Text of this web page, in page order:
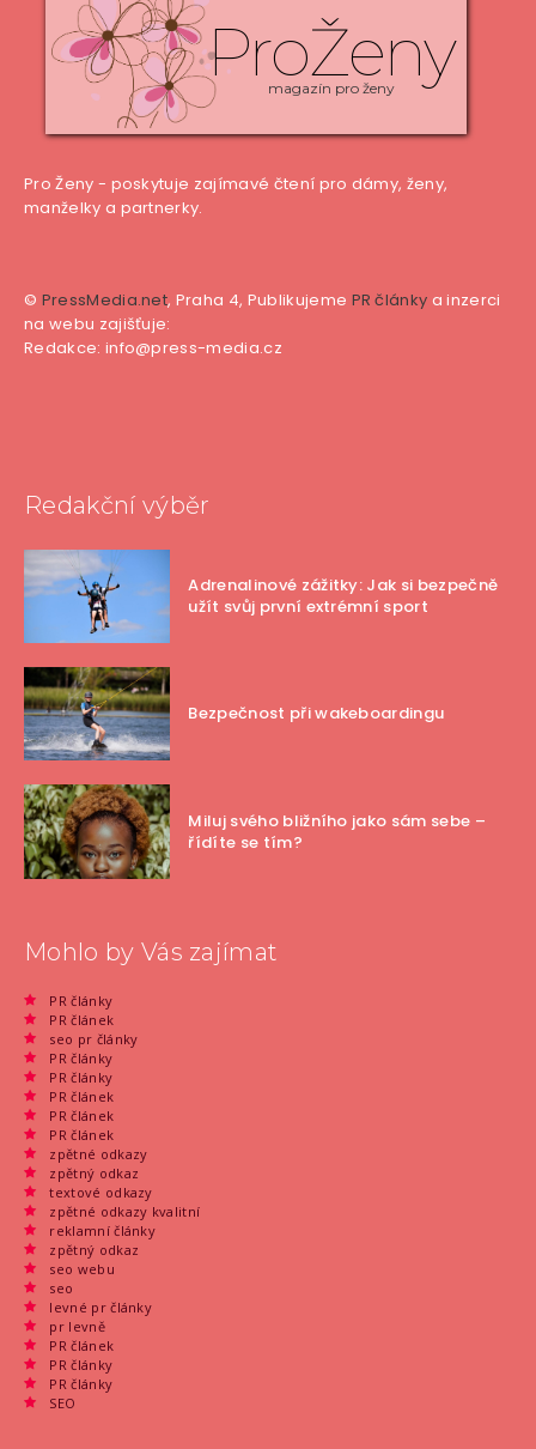
ProŽeny
magazín pro ženy
Pro Ženy - poskytuje zajímavé čtení pro dámy, ženy,
manželky a partnerky.
© PressMedia.net, Praha 4, Publikujeme PR články a inzerci
na webu zajišťuje:
Redakce: info@press-media.cz
Redakční výběr
Adrenalinové zážitky: Jak si bezpečně
užít svůj první extrémní sport
Bezpečnost při wakeboardingu
Miluj svého bližního jako sám sebe –
řídíte se tím?
Mohlo by Vás zajímat
PR články
PR článek
seo pr články
PR články
PR články
PR článek
PR článek
PR článek
zpětné odkazy
zpětný odkaz
textové odkazy
zpětné odkazy kvalitní
reklamní články
zpětný odkaz
seo webu
seo
levné pr články
pr levně
PR článek
PR články
PR články
SEO